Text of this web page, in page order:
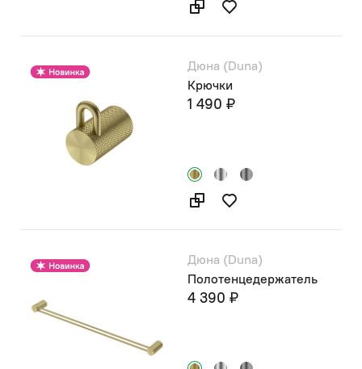
Дюна (Duna)
Крючки
1 490 ₽
Дюна (Duna)
Полотенцедержатель
4 390 ₽